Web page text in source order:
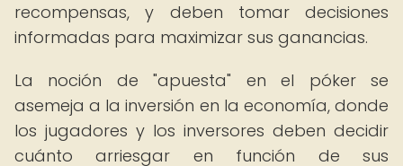
recompensas, y deben tomar decisiones
informadas para maximizar sus ganancias.
La noción de "apuesta" en el póker se
asemeja a la inversión en la economía, donde
los jugadores y los inversores deben decidir
cuánto arriesgar en función de sus